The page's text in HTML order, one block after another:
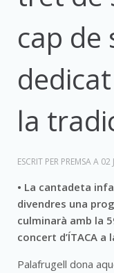
cap de
la
ESCRIT PER PREMSA A 02
• La cantadeta
divendres una
culminarà amb la
concert d’ÍTACA
Palafrugell dona